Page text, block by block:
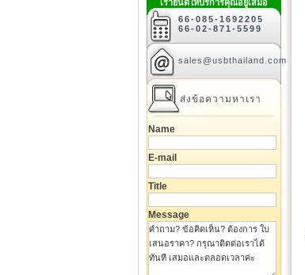
เรายินดีให้บริการคุณอยู่เสมอ
66-085-1692205
66-02-871-5599
sales@usbthailand.com
ส่งข้อความหาเรา
Name
E-mail
Title
Message